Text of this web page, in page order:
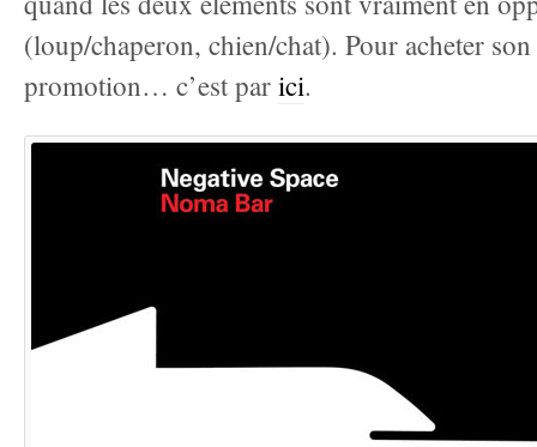
(loup/chaperon, chien/chat). Pour acheter
promotion… c’est par ici.